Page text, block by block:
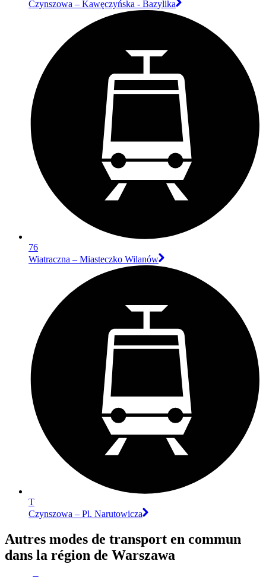
Czynszowa – Kawęczyńska - Bazylika
76
Wiatraczna – Miasteczko Wilanów
T
Czynszowa – Pl. Narutowicza
Autres modes de transport en commun
dans la région de Warszawa